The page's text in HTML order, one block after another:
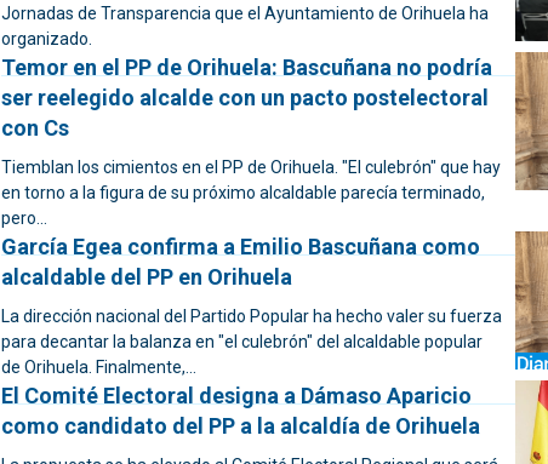
Jornadas de Transparencia que el Ayuntamiento de Orihuela ha
organizado.
Temor en el PP de Orihuela: Bascuñana no podría
ser reelegido alcalde con un pacto postelectoral
con Cs
Tiemblan los cimientos en el PP de Orihuela. "El culebrón" que hay
en torno a la figura de su próximo alcaldable parecía terminado,
pero...
García Egea confirma a Emilio Bascuñana como
alcaldable del PP en Orihuela
La dirección nacional del Partido Popular ha hecho valer su fuerza
para decantar la balanza en "el culebrón" del alcaldable popular
de Orihuela. Finalmente,...
El Comité Electoral designa a Dámaso Aparicio
como candidato del PP a la alcaldía de Orihuela